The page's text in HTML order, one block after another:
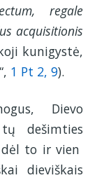
regale
acquisitionis
kunigystė,
1 Pt 2, 9).
Dievo
dešimties
to ir vien
dieviškais